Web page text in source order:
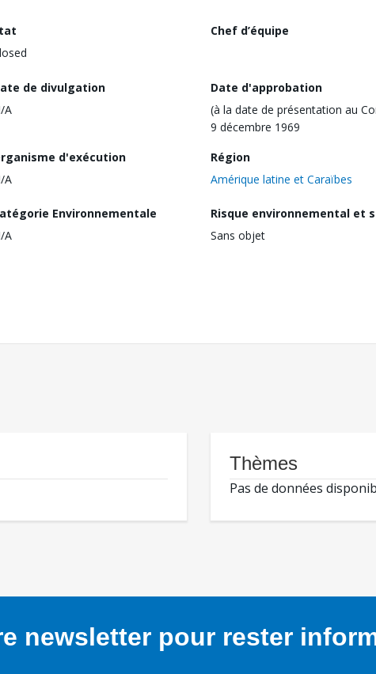
Chef d’équipe
de divulgation
A
Date d'approbation
(à la date de présentation au
9 décembre 1969
d'exécution
A
Région
Amérique latine et Caraïbes
Environnementale
A
Risque environnemental et
Sans objet
Thèmes
Pas de données
newsletter pour rester